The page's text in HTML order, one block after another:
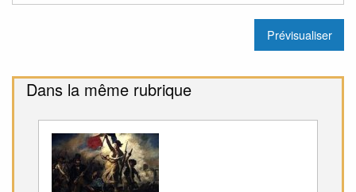
Dans la même rubrique